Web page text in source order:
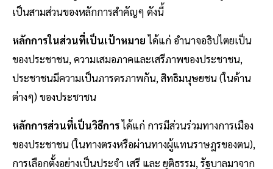
เป็นสามส่วนของหลักการสำคัญๆ ดังนี้
หลักการในส่วนที่เป็นเป้าหมายได้แก่ อำนาจอธิปไตยเป็น
ของประชาชน, ความเสมอภาคและเสรีภาพของประชาชน,
ประชาชนมีความเป็นภารดรภาพกัน, สิทธิมนุษยชน (ในด้าน
ต่างๆ) ของประชาชน
หลักการส่วนที่เป็นวิธีการได้แก่ การมีส่วนร่วมทางการเมือง
ของประชาชน (ในทางตรงหรือผ่านทางผู้แทนราษฎรของตน),
การเลือกตั้งอย่างเป็นประจำ เสรี และ ยุติธรรม, รัฐบาลมาจาก